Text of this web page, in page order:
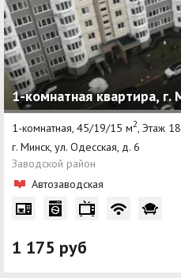
1-комнатная квартира, г.
1-комнатная, 45/19/15 м2, Этаж
г. Минск, ул. Одесская, д. 6
Заводской район
Автозаводская
1 175 руб